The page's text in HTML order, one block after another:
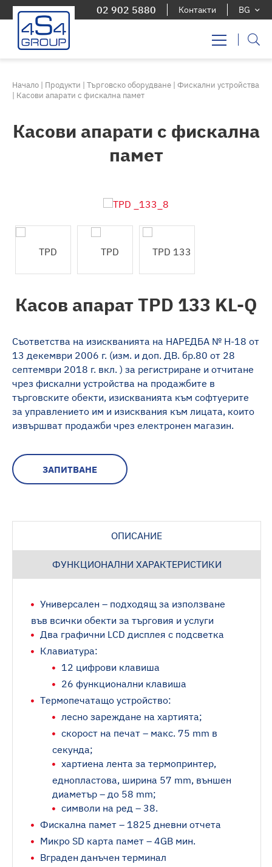
02 902 5880 Контакти BG
Начало | Продукти | Търговско оборудване | Фискални устройства
| Касови апарати с фискална памет
Касови апарати с фискална
памет
Касов апарат TPD 133 KL-Q
Съответства на изискванията на НАРЕДБА № H-18 от
13 декември 2006 г. (изм. и доп. ДВ. бр.80 от 28
септември 2018 г. вкл. ) за регистриране и отчитане
чрез фискални устройства на продажбите в
търговските обекти, изискванията към софтуерите
за управлeнието им и изисквания към лицата, които
извършват продажби чрез електронен магазин.
ЗАПИТВАНЕ
ОПИСАНИЕ
ФУНКЦИОНАЛНИ ХАРАКТЕРИСТИКИ
Универсален – подходящ за използване
във всички обекти за търговия и услуги
Два графични LCD дисплея с подсветка
Клавиатура:
12 цифрови клавишa
26 функционални клавишa
Tермопечатащо устройство:
лесно зареждане на хартията;
скорост на печат – макс. 75 mm в
секунда;
хартиена лента за термопринтер,
еднопластова, ширина 57 mm, външен
диаметър – до 58 mm;
символи на ред – 38.
Фискална памет – 1825 дневни отчета
Микро SD карта памет – 4GB мин.
Вграден данъчен терминал